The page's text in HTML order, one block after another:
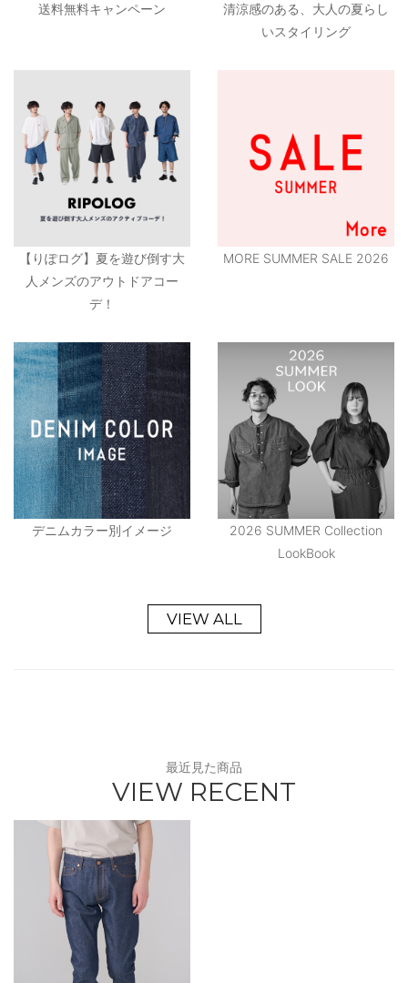
送料無料キャンペーン
清涼感のある、大人の夏らし
いスタイリング
【りぽログ】夏を遊び倒す大
人メンズのアウトドアコー
デ！
MORE SUMMER SALE 2026
デニムカラー別イメージ
2026 SUMMER Collection
LookBook
VIEW ALL
最近見た商品
VIEW RECENT